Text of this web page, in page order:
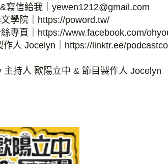
信給我｜yewen1212@gmail.com
學院｜https://poword.tw/
專頁｜https://www.facebook.com/
作人 Jocelyn｜https://linktr.ee/
主持人 歐陽立中 & 節目製作人 Jocelyn